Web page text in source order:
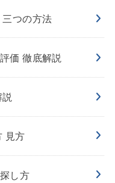
三つの方法
価 徹底解説
見方
し方